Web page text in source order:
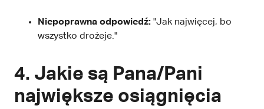
Niepoprawna odpowiedź: "Jak najwięcej, bo
wszystko drożeje."
4. Jakie są Pana/Pani
największe osiągnięcia